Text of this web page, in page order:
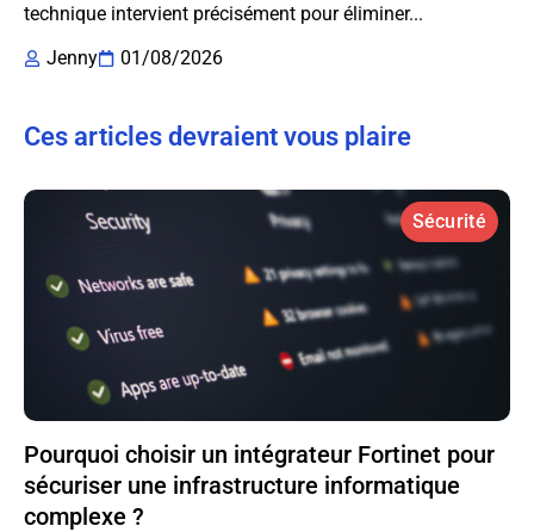
technique intervient précisément pour éliminer...
Jenny
01/08/2026
Ces articles devraient vous plaire
Sécurité
Pourquoi choisir un intégrateur Fortinet pour
sécuriser une infrastructure informatique
complexe ?